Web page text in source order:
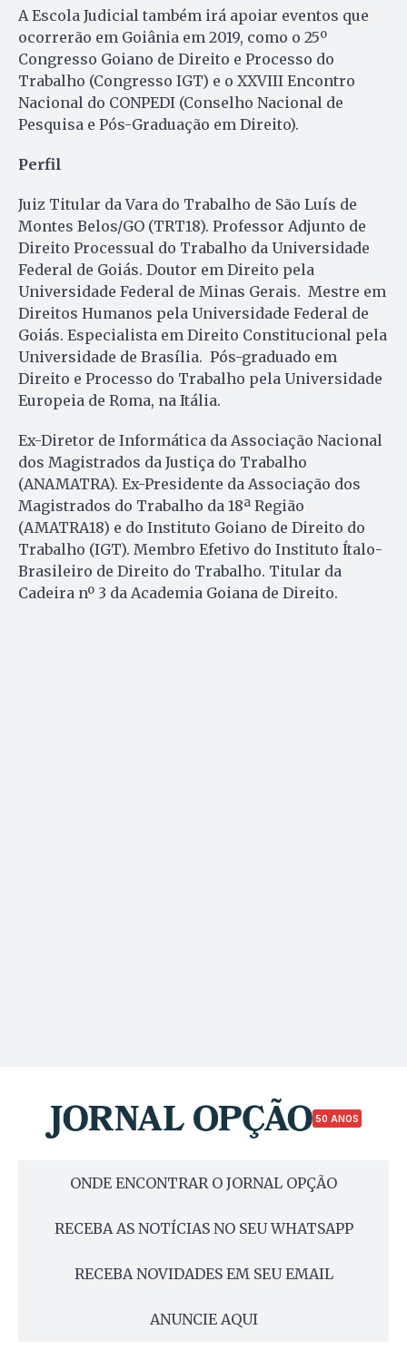
A Escola Judicial também irá apoiar eventos que
ocorrerão em Goiânia em 2019, como o 25º
Congresso Goiano de Direito e Processo do
Trabalho (Congresso IGT) e o XXVIII Encontro
Nacional do CONPEDI (Conselho Nacional de
Pesquisa e Pós-Graduação em Direito).
Perfil
Juiz Titular da Vara do Trabalho de São Luís de
Montes Belos/GO (TRT18). Professor Adjunto de
Direito Processual do Trabalho da Universidade
Federal de Goiás. Doutor em Direito pela
Universidade Federal de Minas Gerais. Mestre em
Direitos Humanos pela Universidade Federal de
Goiás. Especialista em Direito Constitucional pela
Universidade de Brasília. Pós-graduado em
Direito e Processo do Trabalho pela Universidade
Europeia de Roma, na Itália.
Ex-Diretor de Informática da Associação Nacional
dos Magistrados da Justiça do Trabalho
(ANAMATRA). Ex-Presidente da Associação dos
Magistrados do Trabalho da 18ª Região
(AMATRA18) e do Instituto Goiano de Direito do
Trabalho (IGT). Membro Efetivo do Instituto Ítalo-
Brasileiro de Direito do Trabalho. Titular da
Cadeira nº 3 da Academia Goiana de Direito.
50 ANOS
ONDE ENCONTRAR O JORNAL OPÇÃO
RECEBA AS NOTÍCIAS NO SEU WHATSAPP
RECEBA NOVIDADES EM SEU EMAIL
ANUNCIE AQUI